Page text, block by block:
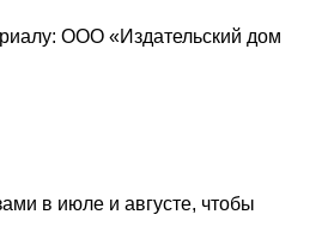
ООО «Издательский дом
в июле и августе, чтобы